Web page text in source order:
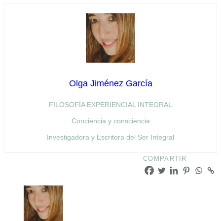
Olga Jiménez García
FILOSOFÍA EXPERIENCIAL INTEGRAL
Conciencia y consciencia
Investigadora y Escritora del Ser Integral
COMPARTIR